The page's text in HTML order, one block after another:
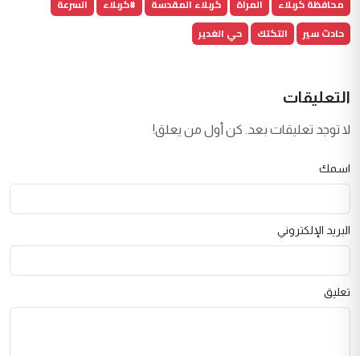
محافظة كربلاء المرآة كربلاء المقدسة #كربلاء
السرعة
حادث سير
التكتك حي الغدير
التعليقات
لا توجد تعليقات بعد. كن أول من يعلق!
اسمك
البريد الإلكتروني
تعليق